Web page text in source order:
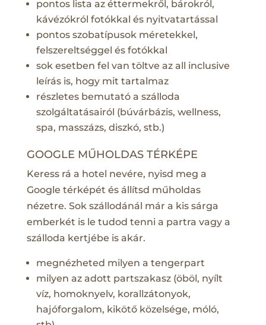
pontos lista az éttermekről, bárokról,
kávézókról fotókkal és nyitvatartással
pontos szobatípusok méretekkel,
felszereltséggel és fotókkal
sok esetben fel van töltve az all inclusive
leírás is, hogy mit tartalmaz
részletes bemutató a szálloda
szolgáltatásairól (búvárbázis, wellness,
spa, masszázs, diszkó, stb.)
GOOGLE MŰHOLDAS TÉRKÉPE
Keress rá a hotel nevére, nyisd meg a
Google térképét és állítsd műholdas
nézetre. Sok szállodánál már a kis sárga
emberkét is le tudod tenni a partra vagy a
szálloda kertjébe is akár.
megnézheted milyen a tengerpart
milyen az adott partszakasz (öböl, nyílt
víz, homoknyelv, korallzátonyok,
hajóforgalom, kikötő közelsége, móló,